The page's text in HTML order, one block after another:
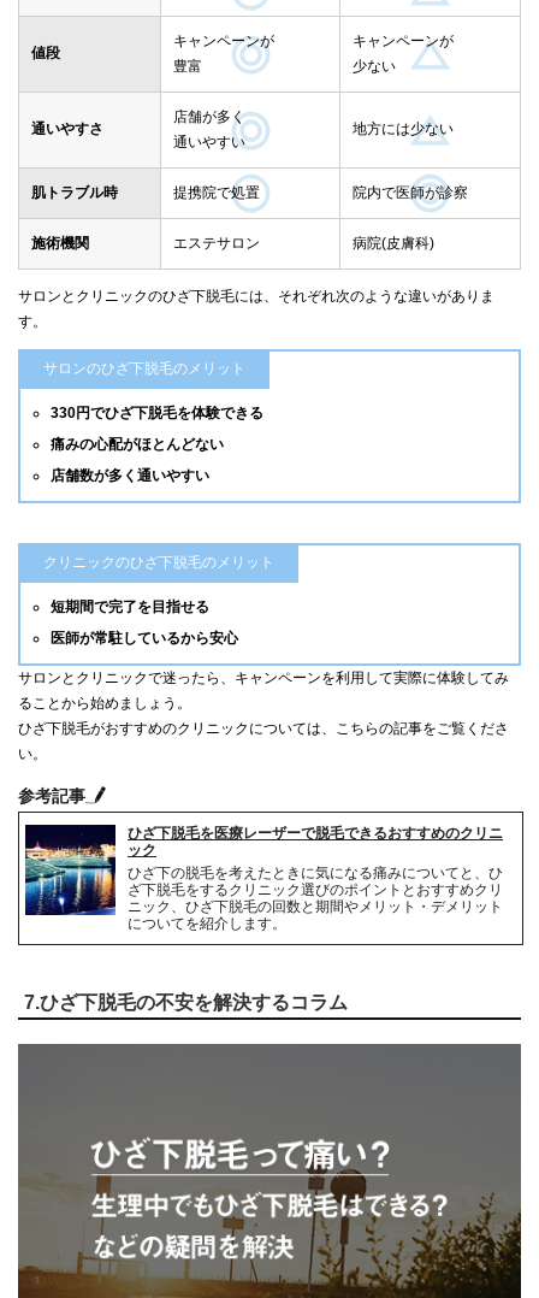
値段
キャンペーンが
豊富
キャンペーンが
少ない
通いやすさ
店舗が多く
通いやすい
地方には少ない
肌トラブル時 提携院で処置 院内で医師が診察
施術機関 エステサロン 病院(皮膚科)
サロンとクリニックのひざ下脱毛には、それぞれ次のような違いがありま
す。
サロンのひざ下脱毛のメリット
330円でひざ下脱毛を体験できる
痛みの心配がほとんどない
店舗数が多く通いやすい
クリニックのひざ下脱毛のメリット
短期間で完了を目指せる
医師が常駐しているから安心
サロンとクリニックで迷ったら、キャンペーンを利用して実際に体験してみ
ることから始めましょう。
ひざ下脱毛がおすすめのクリニックについては、こちらの記事をご覧くださ
い。
参考記事
ひざ下脱毛を医療レーザーで脱毛できるおすすめのクリニ
ック
ひざ下の脱毛を考えたときに気になる痛みについてと、ひ
ざ下脱毛をするクリニック選びのポイントとおすすめクリ
ニック、ひざ下脱毛の回数と期間やメリット・デメリット
についてを紹介します。
7.ひざ下脱毛の不安を解決するコラム